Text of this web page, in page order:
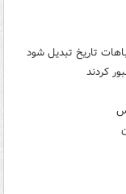
تاریخ تبدیل شود